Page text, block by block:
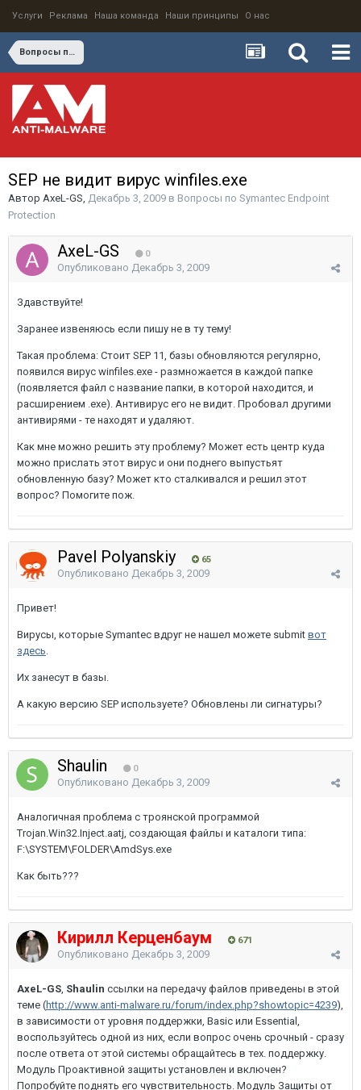
Услуги Реклама Наша команда Наши принципы О нас
Вопросы по Symantec Endpoint Protection
SEP не видит вирус winfiles.exe
Автор AxeL-GS, Декабрь 3, 2009 в Вопросы по Symantec Endpoint
Protection
AxeL-GS 0
Опубликовано Декабрь 3, 2009
Здавствуйте!
Заранее извеняюсь если пишу не в ту тему!
Такая проблема: Стоит SEP 11, базы обновляются регулярно,
появился вирус winfiles.exe - размножается в каждой папке
(появляется файл с название папки, в которой находится, и
расширением .exe). Антивирус его не видит. Пробовал другими
антивирями - те находят и удаляют.
Как мне можно решить эту проблему? Может есть центр куда
можно прислать этот вирус и они поднего выпустьят
обновленную базу? Может кто сталкивался и решил этот
вопрос? Помогите пож.
Pavel Polyanskiy 65
Опубликовано Декабрь 3, 2009
Привет!
Вирусы, которые Symantec вдруг не нашел можете submit вот
здесь.
Их занесут в базы.
А какую версию SEP используете? Обновлены ли сигнатуры?
Shaulin 0
Опубликовано Декабрь 3, 2009
Аналогичная проблема с троянской программой
Trojan.Win32.Inject.aatj, создающая файлы и каталоги типа:
F:\SYSTEM\FOLDER\AmdSys.exe
Как быть???
Кирилл Керценбаум 671
Опубликовано Декабрь 3, 2009
AxeL-GS, Shaulin ссылки на передачу файлов приведены в этой
теме (http://www.anti-malware.ru/forum/index.php?showtopic=4239),
в зависимости от уровня поддержки, Basic или Essential,
воспользуйтесь одной из них, если вопрос очень срочный - сразу
после ответа от этой системы обращайтесь в тех. поддержку.
Модуль Проактивной защиты установлен и включен?
Попробуйте поднять его чувствительность. Модуль Защиты от